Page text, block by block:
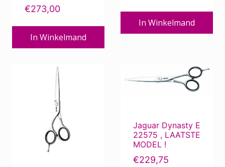
€273,00
In Winkelmand
In Winkelmand
Jaguar Dynasty E
22575 , LAATSTE
MODEL !
€229,75